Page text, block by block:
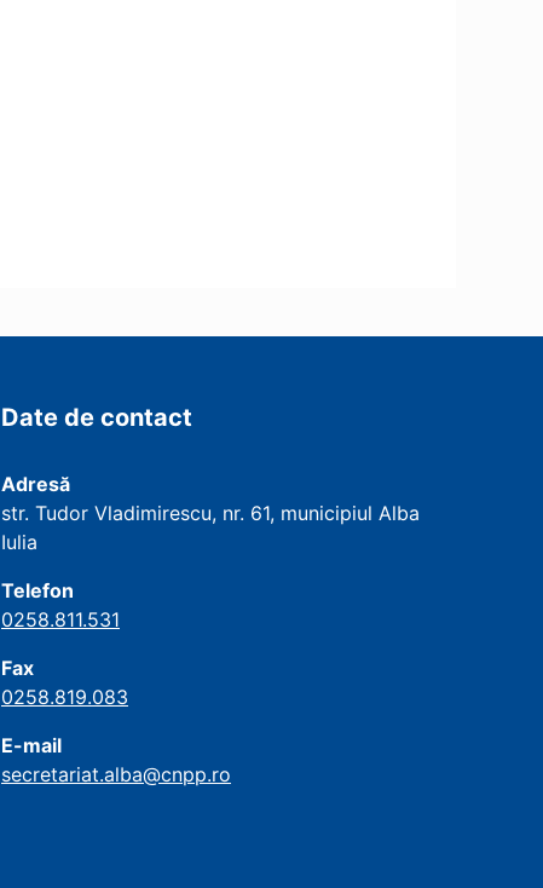
Date de contact
Adresă
str. Tudor Vladimirescu, nr. 61, municipiul Alba
Iulia
Telefon
0258.811.531
Fax
0258.819.083
E-mail
secretariat.alba@cnpp.ro